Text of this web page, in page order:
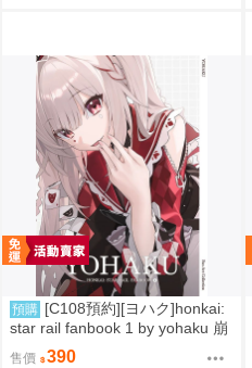
預購 [C108預約][ヨハク]honkai:
star rail fanbook 1 by yohaku 崩
壞：星穹鐵道 同人誌id=3767971
售價 390